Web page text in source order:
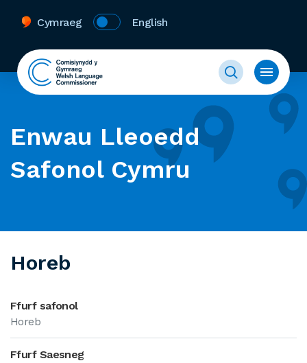
Cymraeg English
Enwau Lleoedd
Safonol Cymru
Horeb
Ffurf safonol
Horeb
Ffurf Saesneg